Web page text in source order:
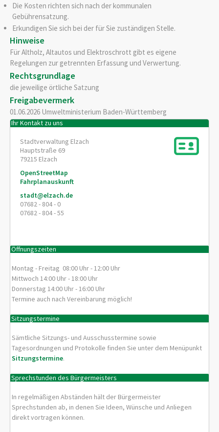
Die Kosten richten sich nach der kommunalen
Gebührensatzung.
Erkundigen Sie sich bei der für Sie zuständigen Stelle.
Hinweise
Für Altholz, Altautos und Elektroschrott gibt es eigene
Regelungen zur getrennten Erfassung und Verwertung.
Rechtsgrundlage
die jeweilige örtliche Satzung
Freigabevermerk
01.06.2026 Umweltministerium Baden-Württemberg
Ihr Kontakt zu uns
Stadtverwaltung Elzach
Hauptstraße 69
79215 Elzach
OpenStreetMap
Fahrplanauskunft
stadt@elzach.de
07682 - 804 - 0
07682 - 804 - 55
Öffnungszeiten
Montag - Freitag 08:00 Uhr - 12:00 Uhr
Mittwoch 14:00 Uhr - 18:00 Uhr
Donnerstag 14:00 Uhr - 16:00 Uhr
Termine auch nach Vereinbarung möglich!
Sitzungstermine
Sämtliche Sitzungs- und Ausschusstermine sowie
Tagesordnungen und Protokolle finden Sie unter dem Menüpunkt
Sitzungstermine.
Sprechstunden des Bürgermeisters
In regelmäßigen Abständen hält der Bürgermeister
Sprechstunden ab, in denen Sie Ideen, Wünsche und Anliegen
direkt vortragen können.